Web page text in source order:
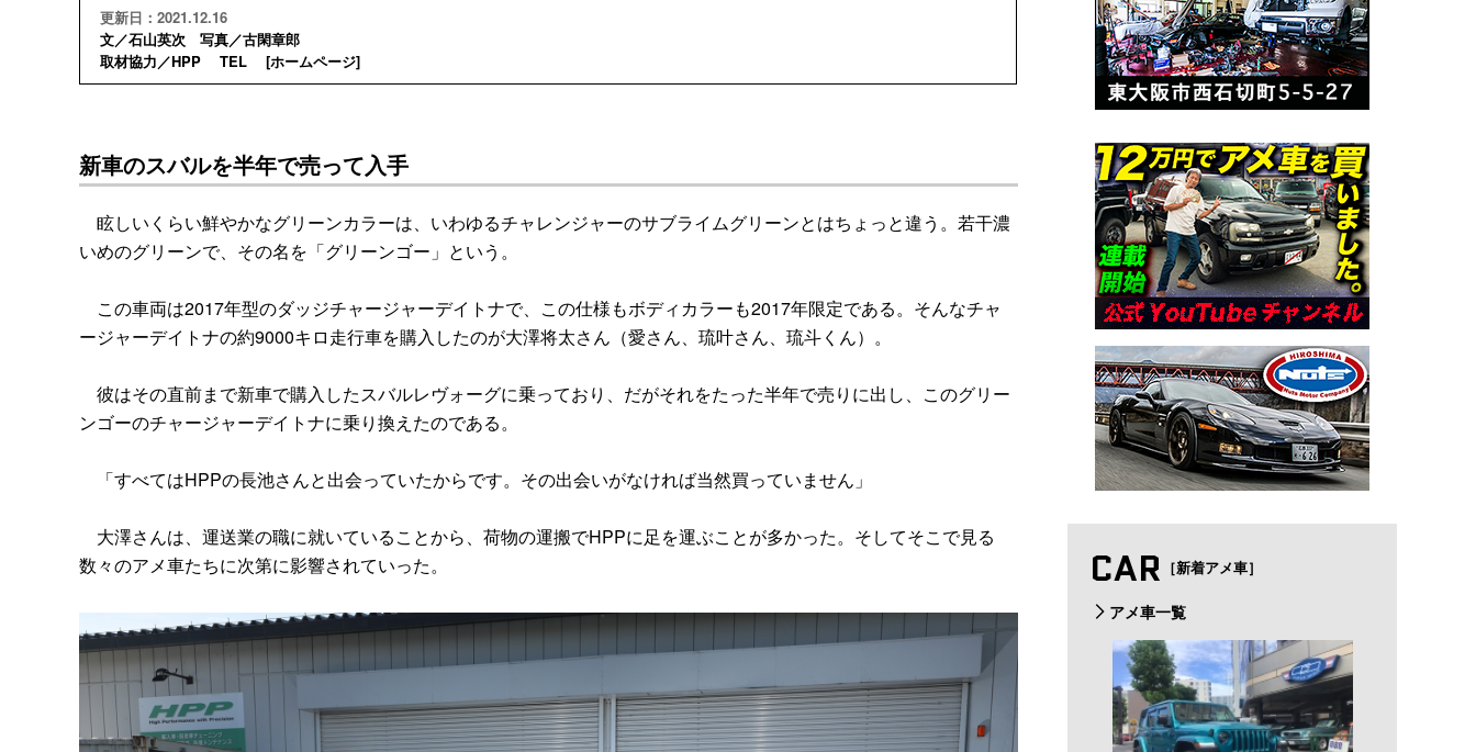
更新日：2021.12.16
文／石山英次 写真／古閑章郎
取材協力／HPP TEL [ホームページ]
新車のスバルを半年で売って入手
眩しいくらい鮮やかなグリーンカラーは、いわゆるチャレンジャーのサブライムグリーンとはちょっと違う。若干濃
いめのグリーンで、その名を「グリーンゴー」という。
この車両は2017年型のダッジチャージャーデイトナで、この仕様もボディカラーも2017年限定である。そんなチャ
ージャーデイトナの約9000キロ走行車を購入したのが大澤将太さん（愛さん、琉叶さん、琉斗くん）。
彼はその直前まで新車で購入したスバルレヴォーグに乗っており、だがそれをたった半年で売りに出し、このグリー
ンゴーのチャージャーデイトナに乗り換えたのである。
「すべてはHPPの長池さんと出会っていたからです。その出会いがなければ当然買っていません」
大澤さんは、運送業の職に就いていることから、荷物の運搬でHPPに足を運ぶことが多かった。そしてそこで見る
数々のアメ車たちに次第に影響されていった。
CAR ［新着アメ車］
アメ車一覧